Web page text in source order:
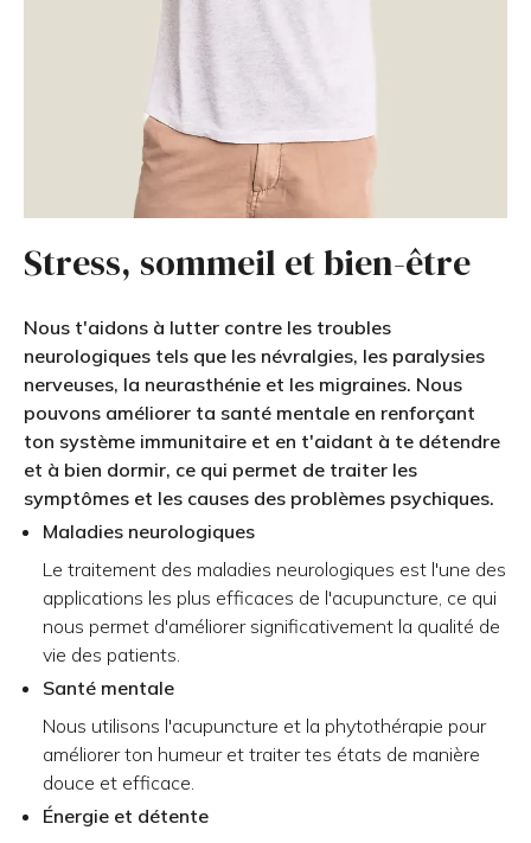
Stress, sommeil et bien-être
Nous t'aidons à lutter contre les troubles
neurologiques tels que les névralgies, les paralysies
nerveuses, la neurasthénie et les migraines. Nous
pouvons améliorer ta santé mentale en renforçant
ton système immunitaire et en t'aidant à te détendre
et à bien dormir, ce qui permet de traiter les
symptômes et les causes des problèmes psychiques.
Maladies neurologiques
Le traitement des maladies neurologiques est l'une des
applications les plus efficaces de l'acupuncture, ce qui
nous permet d'améliorer significativement la qualité de
vie des patients.
Santé mentale
Nous utilisons l'acupuncture et la phytothérapie pour
améliorer ton humeur et traiter tes états de manière
douce et efficace.
Énergie et détente